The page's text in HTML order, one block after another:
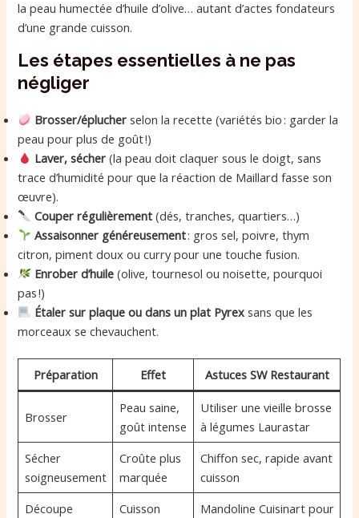
la peau humectée d’huile d’olive… autant d’actes fondateurs
d’une grande cuisson.
Les étapes essentielles à ne pas
négliger
Brosser/éplucher selon la recette (variétés bio : garder la
peau pour plus de goût !)
Laver, sécher (la peau doit claquer sous le doigt, sans
trace d’humidité pour que la réaction de Maillard fasse son
œuvre).
Couper régulièrement (dés, tranches, quartiers…)
Assaisonner généreusement: gros sel, poivre, thym
citron, piment doux ou curry pour une touche fusion.
Enrober d’huile (olive, tournesol ou noisette, pourquoi
pas !)
Étaler sur plaque ou dans un plat Pyrex sans que les
morceaux se chevauchent.
Préparation Effet Astuces SW Restaurant
Brosser
Peau saine,
goût intense
Utiliser une vieille brosse
à légumes Laurastar
Sécher
soigneusement
Croûte plus
marquée
Chiffon sec, rapide avant
cuisson
Découpe
Cuisson
Mandoline Cuisinart pour